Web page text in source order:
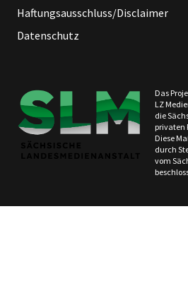
Haftungsausschluss/Disclaimer
Datenschutz
Das
LZ
die
privaten
Diese
durch
vom